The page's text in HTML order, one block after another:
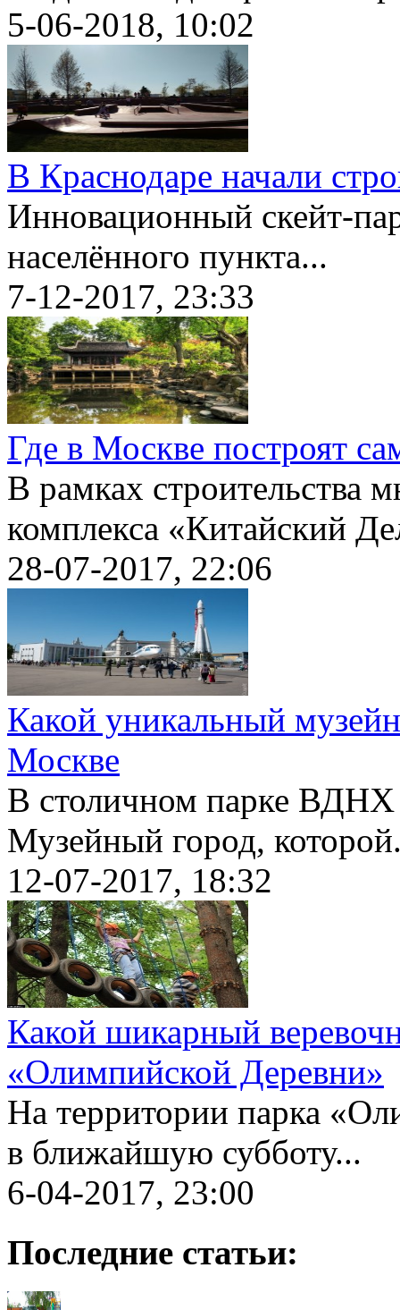
5-06-2018, 10:02
В Краснодаре начали
Инновационный скейт-
населённого пункта...
7-12-2017, 23:33
Где в Москве построят
В рамках строительства
комплекса «Китайский
28-07-2017, 22:06
Какой уникальный
Москве
В столичном парке ВДНХ
Музейный город,
12-07-2017, 18:32
Какой шикарный
«Олимпийской Деревни»
На территории парка
в ближайшую субботу...
6-04-2017, 23:00
Последние статьи: